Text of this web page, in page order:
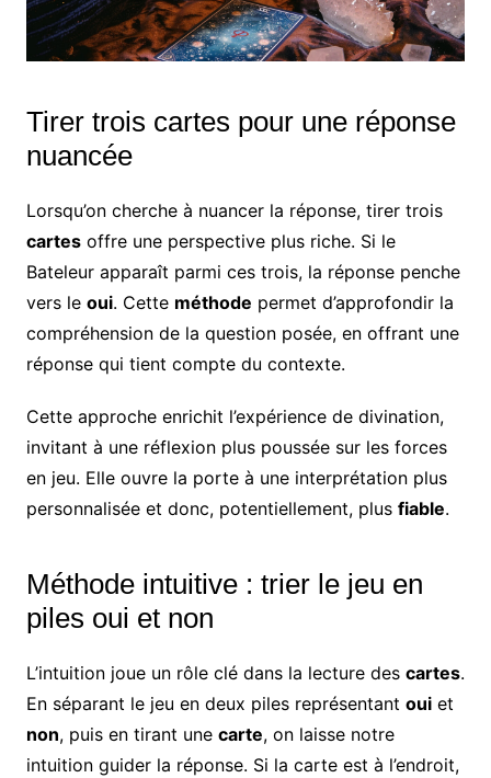
Tirer trois cartes pour une réponse
nuancée
Lorsqu’on cherche à nuancer la réponse, tirer trois
cartesoffre une perspective plus riche. Si le
Bateleur apparaît parmi ces trois, la réponse penche
vers le oui. Cette méthode permet d’approfondir la
compréhension de la question posée, en offrant une
réponse qui tient compte du contexte.
Cette approche enrichit l’expérience de divination,
invitant à une réflexion plus poussée sur les forces
en jeu. Elle ouvre la porte à une interprétation plus
personnalisée et donc, potentiellement, plus fiable.
Méthode intuitive : trier le jeu en
piles oui et non
L’intuition joue un rôle clé dans la lecture des cartes.
En séparant le jeu en deux piles représentant ouiet
non, puis en tirant une carte, on laisse notre
intuition guider la réponse. Si la carte est à l’endroit,